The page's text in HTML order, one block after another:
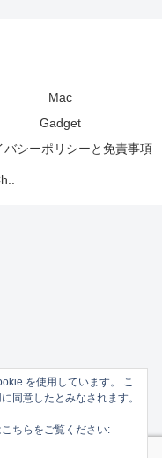
Mac
Gadget
バシーポリシーと免責事項
を使用しています。 こ
同意したとみなされます。
ちらをご覧ください: